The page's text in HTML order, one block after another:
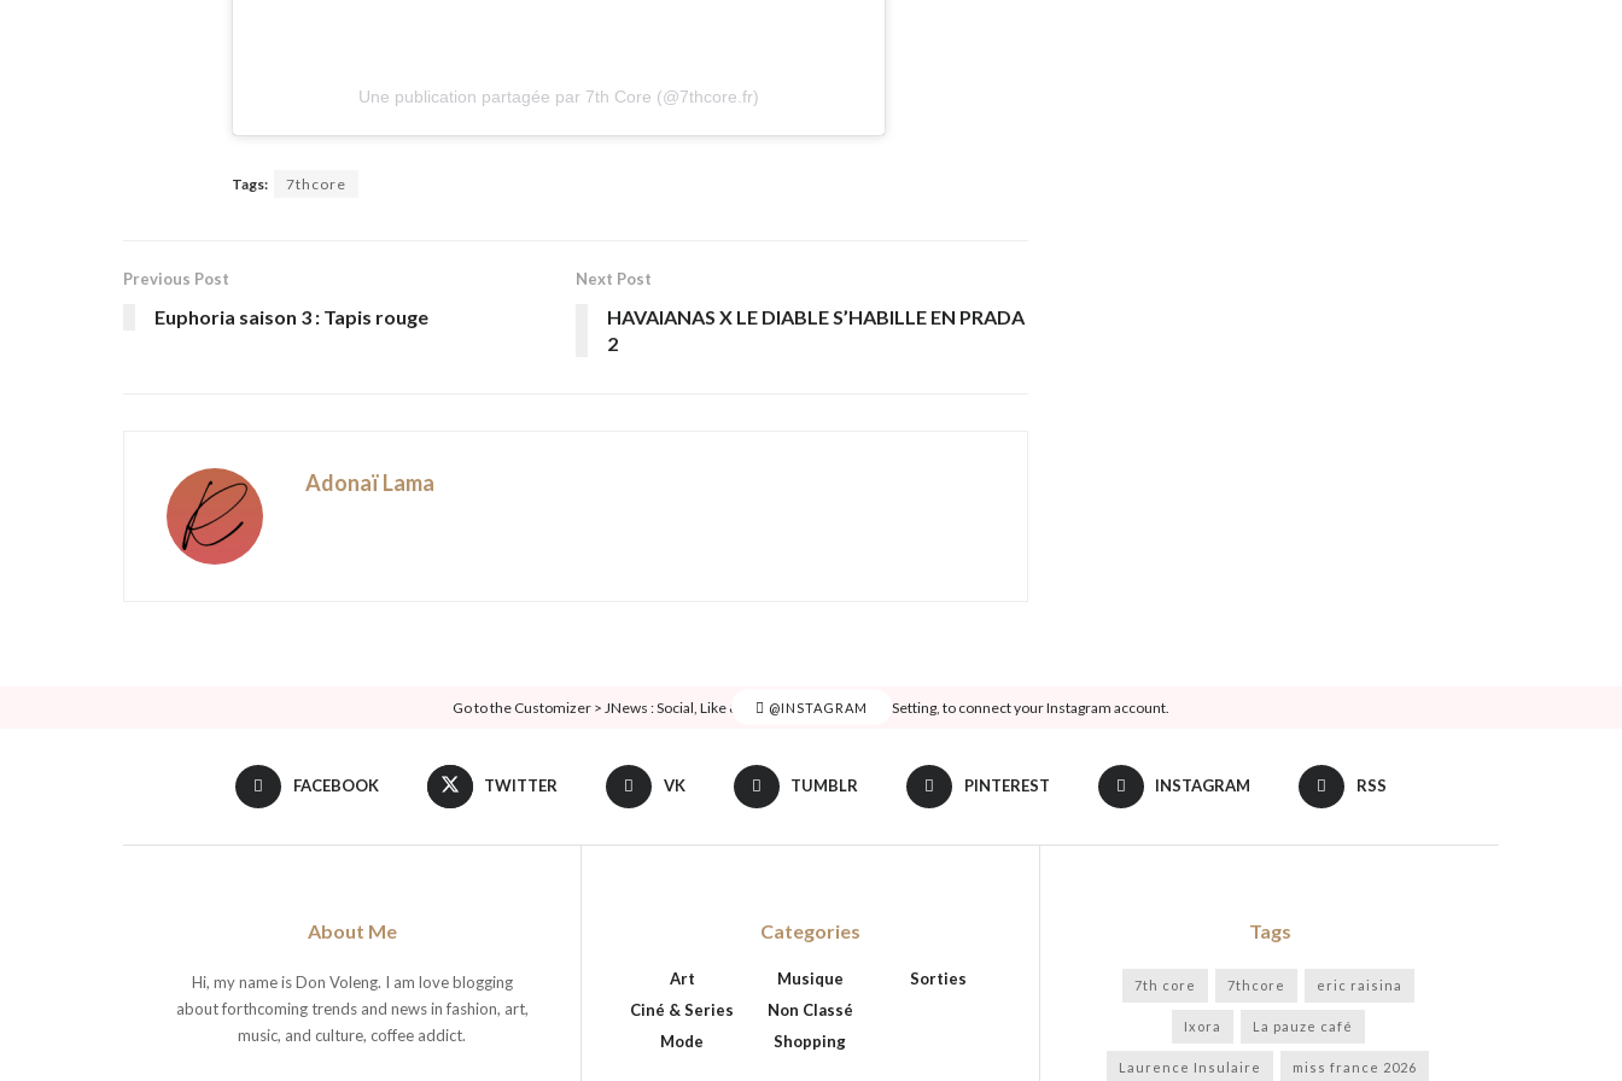
Une publication partagée par 7th Core (@7thcore.fr)
Tags: 7thcore
Previous Post
Euphoria saison 3 : Tapis rouge
Next Post
HAVAIANAS X LE DIABLE S’HABILLE EN PRADA
2
Adonaï Lama
@INSTAGRAM
Go to the Customizer > JNews : Social, Like & View > Instagram Feed Setting, to connect your Instagram account.
FACEBOOK TWITTER VK TUMBLR PINTEREST INSTAGRAM RSS
About Me
Hi, my name is Don Voleng. I am love blogging
about forthcoming trends and news in fashion, art,
music, and culture, coffee addict.
Categories
Art
Ciné & Series
Mode
Musique
Non Classé
Shopping
Sorties
Tags
7th core 7thcore eric raisina
Ixora La pauze café
Laurence Insulaire miss france 2026